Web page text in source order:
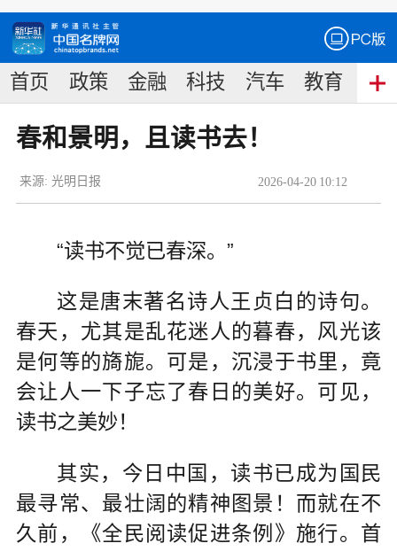
首页 政策 金融 科技 汽车 教育 食
春和景明，且读书去！
2026-04-20 10:12
来源: 光明日报
“读书不觉已春深。”
这是唐末著名诗人王贞白的诗句。
春天，尤其是乱花迷人的暮春，风光该
是何等的旖旎。可是，沉浸于书里，竟
会让人一下子忘了春日的美好。可见，
读书之美妙！
其实，今日中国，读书已成为国民
最寻常、最壮阔的精神图景！而就在不
久前，《全民阅读促进条例》施行。首